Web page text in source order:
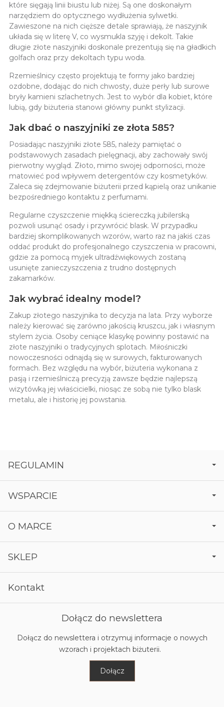
które sięgają linii biustu lub niżej. Są one doskonałym
narzędziem do optycznego wydłużenia sylwetki.
Zawieszone na nich cięższe detale sprawiają, że naszyjnik
układa się w literę V, co wysmukla szyję i dekolt. Takie
długie złote naszyjniki doskonale prezentują się na gładkich
golfach oraz przy dekoltach typu woda.
Rzemieślnicy często projektują te formy jako bardziej
ozdobne, dodając do nich chwosty, duże perły lub surowe
bryły kamieni szlachetnych. Jest to wybór dla kobiet, które
lubią, gdy biżuteria stanowi główny punkt stylizacji.
Jak dbać o naszyjniki ze złota 585?
Posiadając naszyjniki złote 585, należy pamiętać o
podstawowych zasadach pielęgnacji, aby zachowały swój
pierwotny wygląd. Złoto, mimo swojej odporności, może
matowieć pod wpływem detergentów czy kosmetyków.
Zaleca się zdejmowanie biżuterii przed kąpielą oraz unikanie
bezpośredniego kontaktu z perfumami.
Regularne czyszczenie miękką ściereczką jubilerską
pozwoli usunąć osady i przywrócić blask. W przypadku
bardziej skomplikowanych wzorów, warto raz na jakiś czas
oddać produkt do profesjonalnego czyszczenia w pracowni,
gdzie za pomocą myjek ultradźwiękowych zostaną
usunięte zanieczyszczenia z trudno dostępnych
zakamarków.
Jak wybrać idealny model?
Zakup złotego naszyjnika to decyzja na lata. Przy wyborze
należy kierować się zarówno jakością kruszcu, jak i własnym
stylem życia. Osoby ceniące klasykę powinny postawić na
złote naszyjniki o tradycyjnych splotach. Miłośniczki
nowoczesności odnajdą się w surowych, fakturowanych
formach. Bez względu na wybór, biżuteria wykonana z
pasją i rzemieślniczą precyzją zawsze będzie najlepszą
wizytówką jej właścicielki, niosąc ze sobą nie tylko blask
metalu, ale i historię jej powstania.
REGULAMIN
WSPARCIE
O MARCE
SKLEP
Kontakt
Dołącz do newslettera
Dołącz do newslettera i otrzymuj informacje o nowych
wzorach i projektach biżuterii.
Dołącz